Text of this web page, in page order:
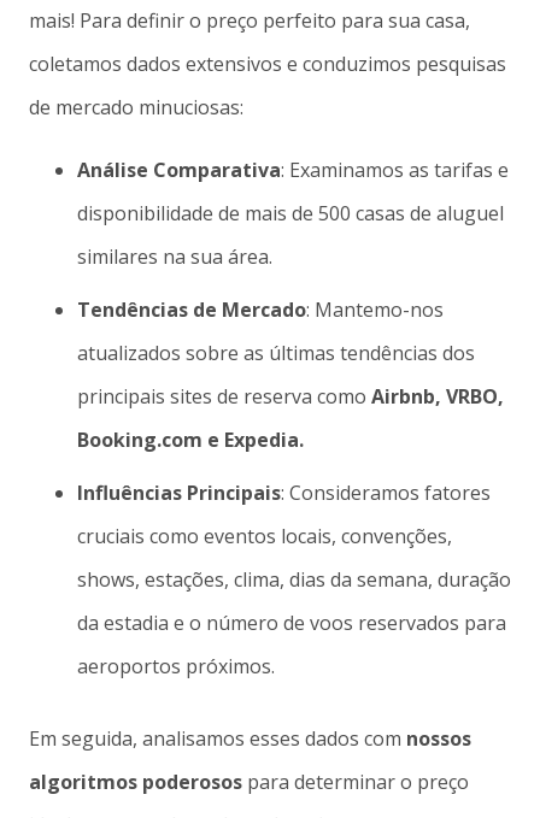
mais! Para definir o preço perfeito para sua casa,
coletamos dados extensivos e conduzimos pesquisas
de mercado minuciosas:
Análise Comparativa: Examinamos as tarifas e
disponibilidade de mais de 500 casas de aluguel
similares na sua área.
Tendências de Mercado: Mantemo-nos
atualizados sobre as últimas tendências dos
principais sites de reserva como Airbnb, VRBO,
Booking.com e Expedia.
Influências Principais: Consideramos fatores
cruciais como eventos locais, convenções,
shows, estações, clima, dias da semana, duração
da estadia e o número de voos reservados para
aeroportos próximos.
Em seguida, analisamos esses dados com nossos
algoritmos poderosos para determinar o preço